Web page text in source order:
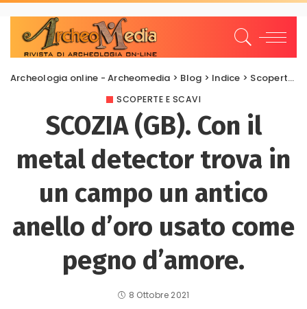
Archeologia online - Archeomedia > Blog > Indice > Scoperte e scavi
SCOPERTE E SCAVI
SCOZIA (GB). Con il
metal detector trova in
un campo un antico
anello d’oro usato come
pegno d’amore.
8 Ottobre 2021